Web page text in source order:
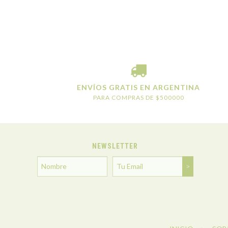
ENVÍOS GRATIS EN ARGENTINA
PARA COMPRAS DE $500000
NEWSLETTER